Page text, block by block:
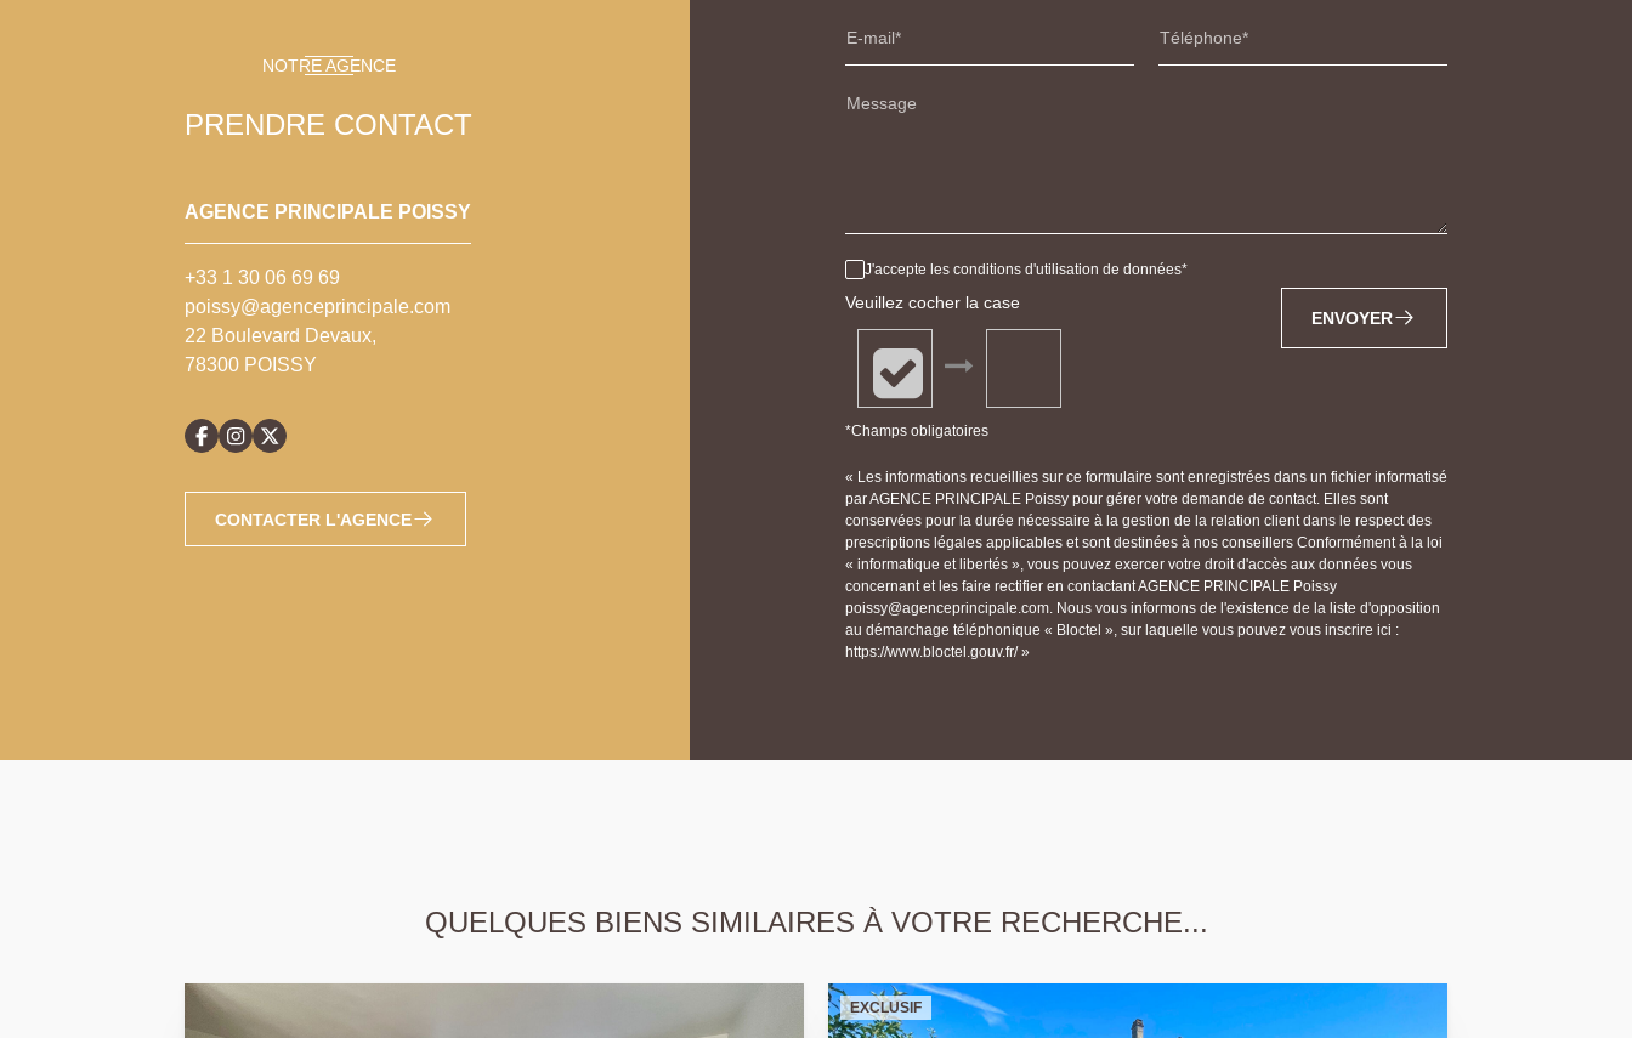
NOTRE AGENCE
PRENDRE CONTACT
AGENCE PRINCIPALE POISSY
+33 1 30 06 69 69
poissy@agenceprincipale.com
22 Boulevard Devaux,
78300 POISSY
CONTACTER L'AGENCE
E-mail Téléphone
Message
J'accepte les conditions d'utilisation de données
Veuillez cocher la case
*Champs obligatoires
ENVOYER
« Les informations recueillies sur ce formulaire sont enregistrées dans un fichier informatisé
par AGENCE PRINCIPALE Poissy pour gérer votre demande de contact. Elles sont
conservées pour la durée nécessaire à la gestion de la relation client dans le respect des
prescriptions légales applicables et sont destinées à nos conseillers Conformément à la loi
« informatique et libertés », vous pouvez exercer votre droit d'accès aux données vous
concernant et les faire rectifier en contactant AGENCE PRINCIPALE Poissy
poissy@agenceprincipale.com. Nous vous informons de l'existence de la liste d'opposition
au démarchage téléphonique « Bloctel », sur laquelle vous pouvez vous inscrire ici :
https://www.bloctel.gouv.fr/ »
QUELQUES BIENS SIMILAIRES À VOTRE RECHERCHE...
EXCLUSIF